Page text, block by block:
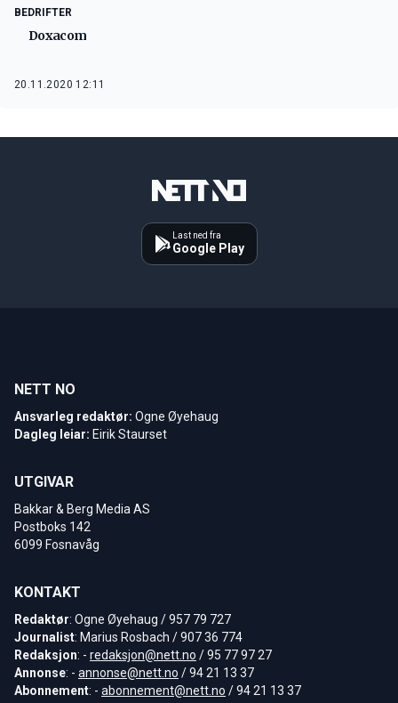
BEDRIFTER
Doxacom
20.11.2020 12:11
Last ned fra
Google Play
NETT NO
Ansvarleg redaktør: Ogne Øyehaug
Dagleg leiar: Eirik Staurset
UTGIVAR
Bakkar & Berg Media AS
Postboks 142
6099 Fosnavåg
KONTAKT
Redaktør: Ogne Øyehaug / 957 79 727
Journalist: Marius Rosbach / 907 36 774
Redaksjon: - redaksjon@nett.no / 95 77 97 27
Annonse: - annonse@nett.no / 94 21 13 37
Abonnement: - abonnement@nett.no / 94 21 13 37